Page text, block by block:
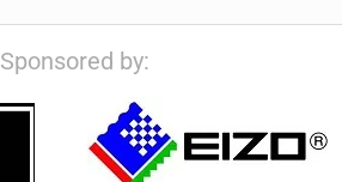
Sponsored by: